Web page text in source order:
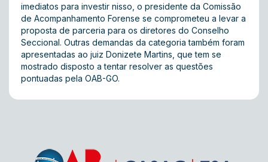
imediatos para investir nisso, o presidente da Comissão
de Acompanhamento Forense se comprometeu a levar a
proposta de parceria para os diretores do Conselho
Seccional. Outras demandas da categoria também foram
apresentadas ao juiz Donizete Martins, que tem se
mostrado disposto a tentar resolver as questões
pontuadas pela OAB-GO.